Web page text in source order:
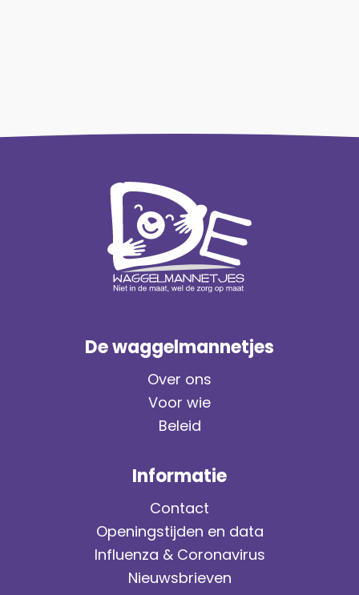
De waggelmannetjes
Over ons
Voor wie
Beleid
Informatie
Contact
Openingstijden en data
Influenza & Coronavirus
Nieuwsbrieven